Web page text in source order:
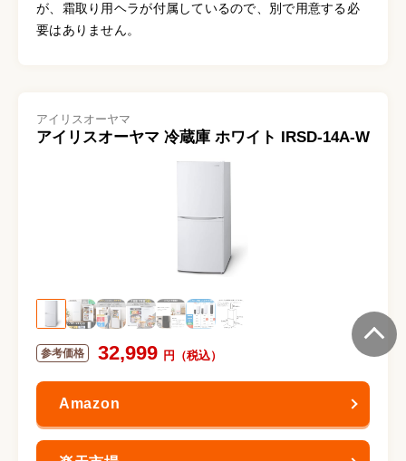
が、霜取り用ヘラが付属しているので、別で用意する必
要はありません。
アイリスオーヤマ
アイリスオーヤマ 冷蔵庫 ホワイト IRSD-14A-W
32,999